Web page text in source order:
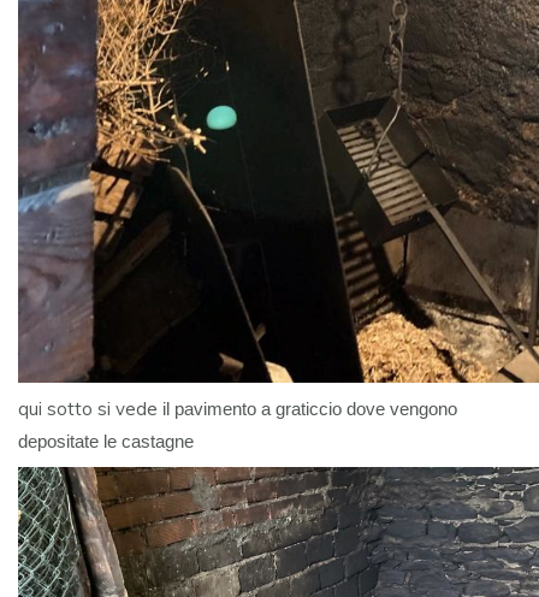
qui sotto si vede il pavimento a graticcio dove vengono
depositate le castagne